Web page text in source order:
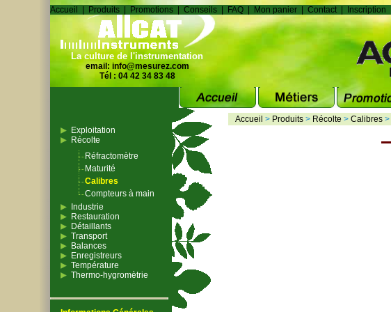
La culture de l'instrumentation
email: info@mesurez.com
Tél : 04 42 34 83 48
Accueil Produits Promotions Conseils FAQ Mon panier Contact Inscription
Exploitation
Récolte
Réfractomètre
Maturité
Calibres
Compteurs à main
Industrie
Restauration
Détaillants
Transport
Balances
Enregistreurs
Température
Thermo-hygromètrie
Accueil > Produits > Récolte > Calibres >